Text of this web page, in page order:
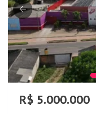
R$ 5.000.000